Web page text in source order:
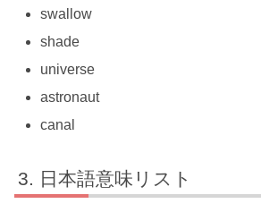
swallow
shade
universe
astronaut
canal
日本語意味リスト